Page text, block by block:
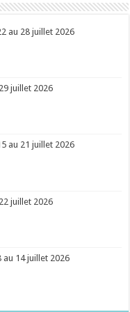
au 28 juillet 2026
juillet 2026
au 21 juillet 2026
juillet 2026
14 juillet 2026